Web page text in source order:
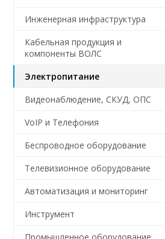
Инженерная инфраструктура
Кабельная продукция и
компоненты ВОЛС
Электропитание
Видеонаблюдение, СКУД, ОПС
VoIP и Телефония
Беспроводное оборудование
Телевизионное оборудование
Автоматизация и мониторинг
Инструмент